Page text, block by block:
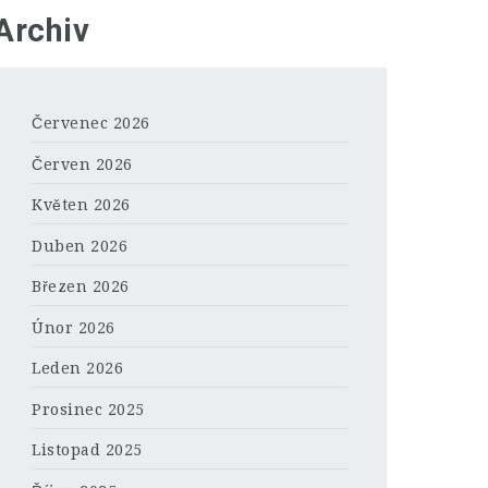
Červenec 2026
Červen 2026
Květen 2026
Duben 2026
Březen 2026
Únor 2026
Leden 2026
Prosinec 2025
Listopad 2025